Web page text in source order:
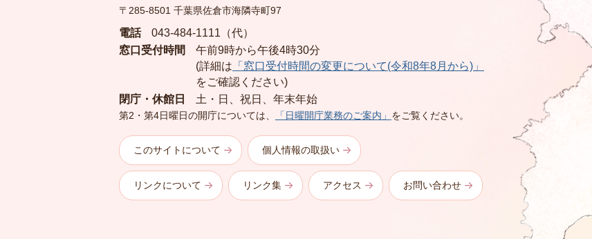
〒285-8501 千葉県佐倉市海隣寺町97
電話
043-484-1111（代）
窓口受付時間
午前9時から午後4時30分
(詳細は 「窓口受付時間の変更について(令和8年8月から)」
をご確認ください)
閉庁・休館日
土・日、祝日、年末年始
第2・第4日曜日の開庁については、 「日曜開庁業務のご案内」 をご覧ください。
このサイトについて 個人情報の取扱い
リンクについて リンク集 アクセス お問い合わせ